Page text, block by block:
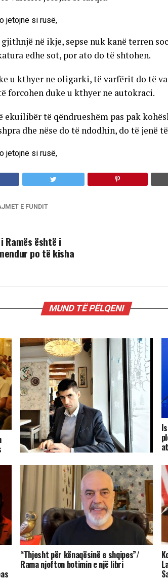
në ikje, sepse nuk kanë terren
edhe sot, por ato do të shtohen.
u kthyer ne oligarki, të varfërit do të
forcohen duke u kthyer ne autokraci.
ekuilibër të qëndrueshëm pas pak
dhe nëse do të ndodhin, do të jenë
E FUNDIT
Ramës është i
po të kisha
MUND TË PËLQENI
Pasarelë-protesta: shto ujë e shto
miell, e ka humbur fillin.
“Thjesht për kënaqësinë e shqipes”/
Rama njofton botimin e një libri